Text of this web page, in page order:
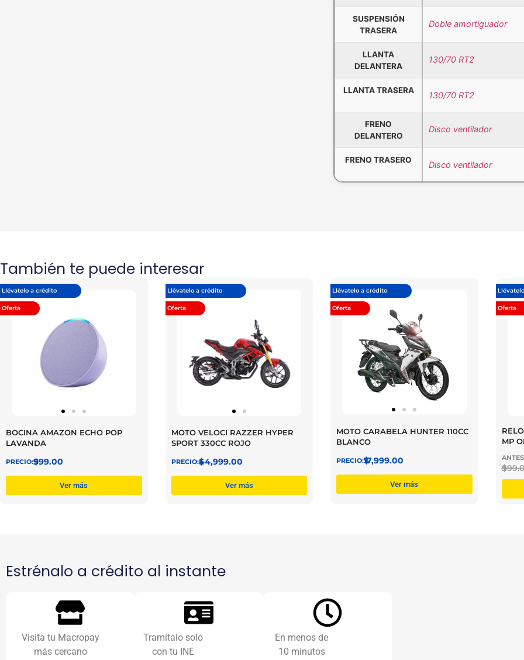
SUSPENSIÓN
TRASERA
Doble amortiguador
LLANTA
DELANTERA
130/70 RT2
LLANTA TRASERA 130/70 RT2
FRENO
DELANTERO
Disco ventilador
FRENO TRASERO Disco ventilador
También te puede interesar
Llévatelo a crédito
Oferta
BOCINA AMAZON ECHO POP
LAVANDA
$
999.00
Ver más
Llévatelo a crédito
Oferta
MOTO VELOCI RAZZER HYPER
SPORT 330CC ROJO
$
44,999.00
Ver más
Llévatelo a crédito
Oferta
MOTO CARABELA HUNTER 110CC
BLANCO
$
17,999.00
Ver más
Oferta
MP
$
Estrénalo a crédito al instante
Visita tu Macropay
más cercano
Tramítalo solo
con tu INE
En menos de
10 minutos